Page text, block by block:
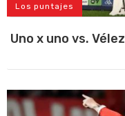
Los puntajes
Uno x uno vs. Vélez